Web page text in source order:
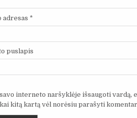
adresas *
puslapis
interneto naršyklėje išsaugoti vardą,
kitą kartą vėl norėsiu parašyti